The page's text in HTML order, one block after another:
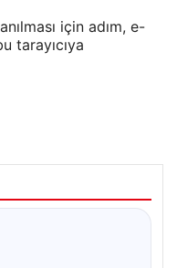
için adım, e-
tarayıcıya